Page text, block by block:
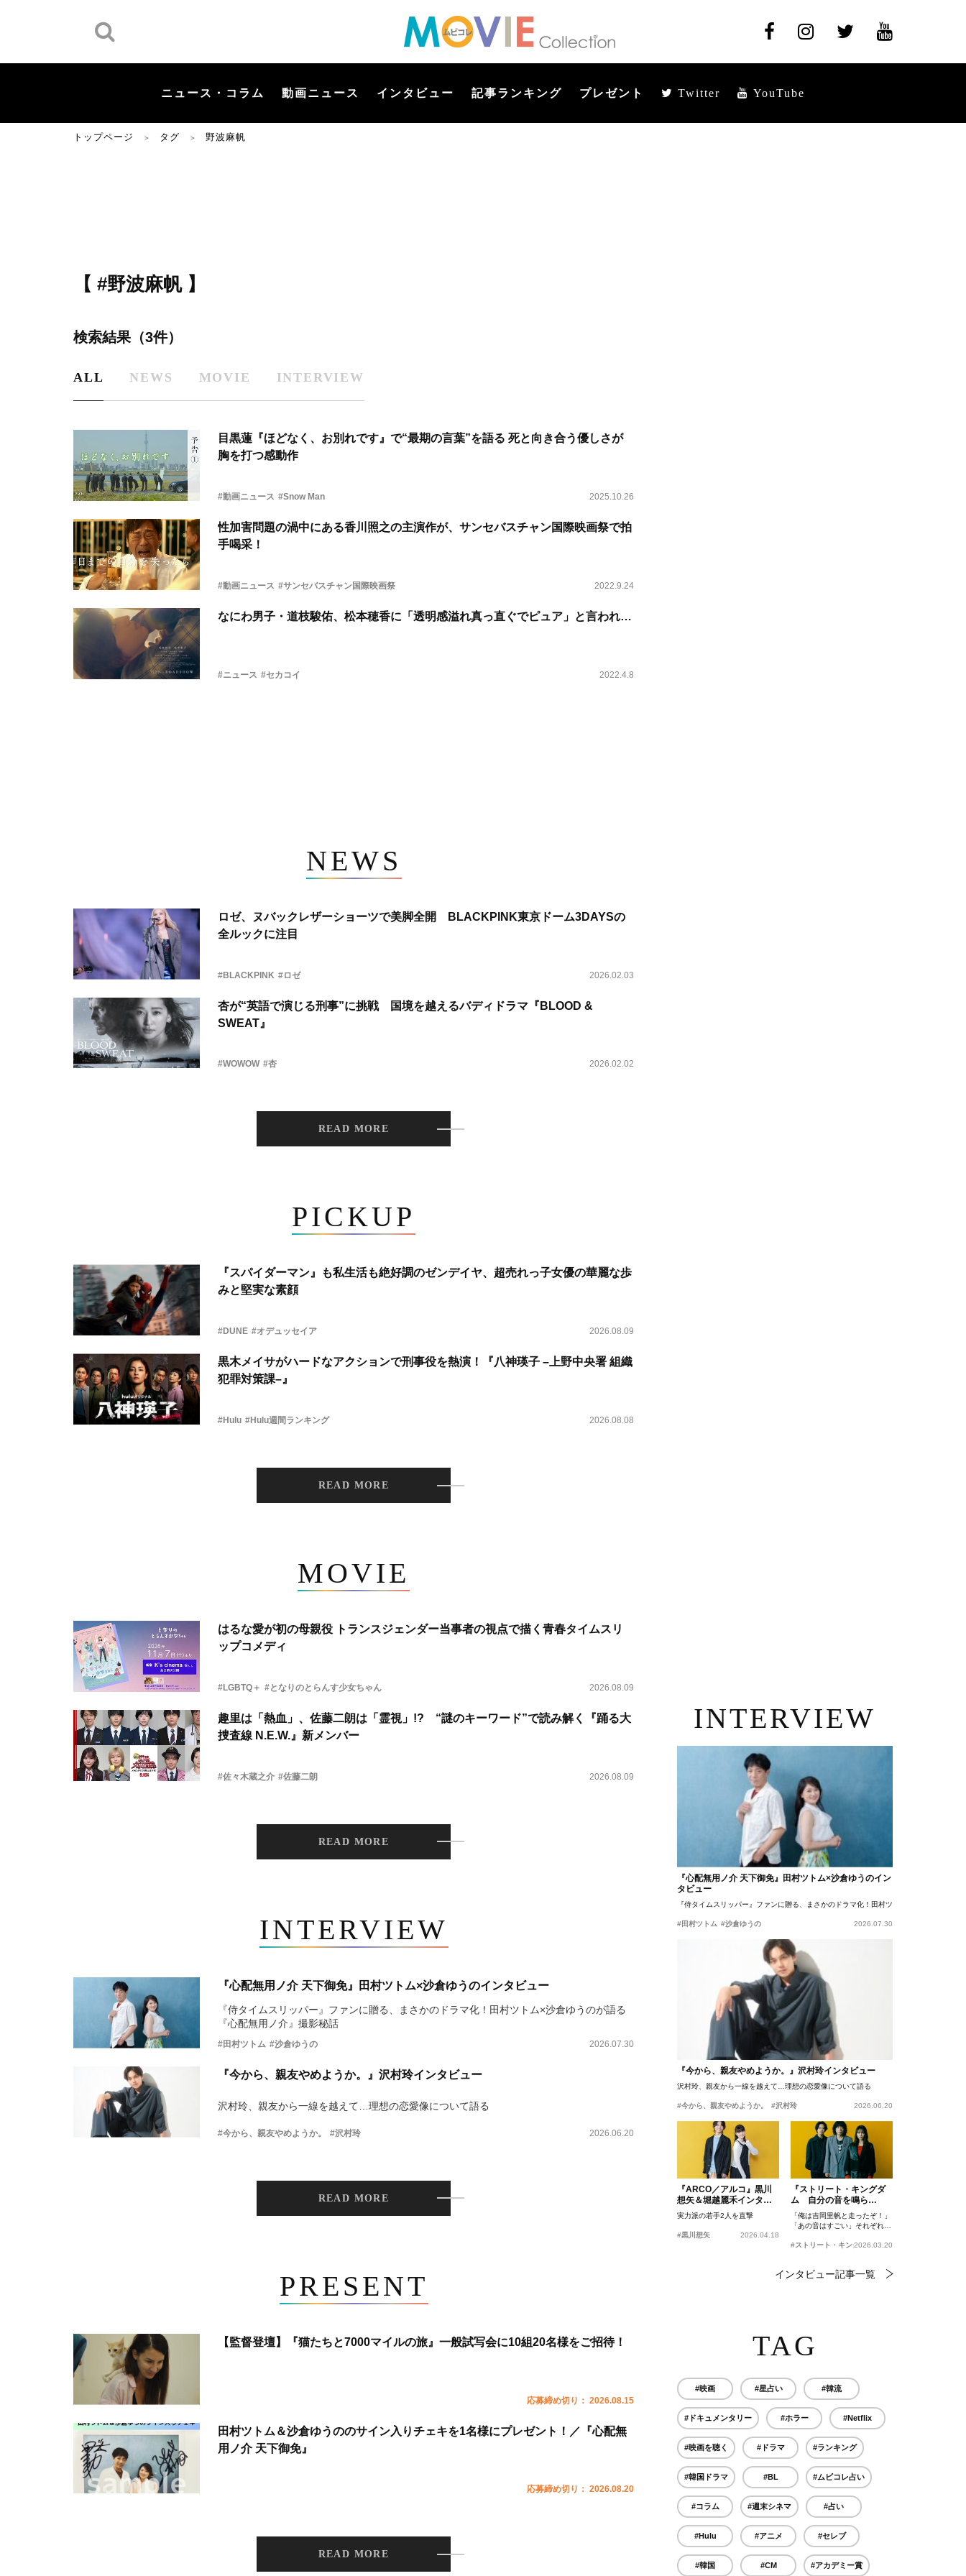
ニュース・コラム 動画ニュース インタビュー 記事ランキング プレゼント Twitter YouTube
トップページ ＞ タグ ＞ 野波麻帆
【 #野波麻帆 】
検索結果（3件）
ALL NEWS MOVIE INTERVIEW
目黒蓮『ほどなく、お別れです』で“最期の言葉”を語る 死と向き合う優しさが
胸を打つ感動作
#動画ニュース #Snow Man 2025.10.26
性加害問題の渦中にある香川照之の主演作が、サンセバスチャン国際映画祭で拍
手喝采！
#動画ニュース #サンセバスチャン国際映画祭 2022.9.24
なにわ男子・道枝駿佑、松本穂香に「透明感溢れ真っ直ぐでピュア」と言われ…
#ニュース #セカコイ 2022.4.8
NEWS
ロゼ、ヌバックレザーショーツで美脚全開 BLACKPINK東京ドーム3DAYSの
全ルックに注目
#BLACKPINK #ロゼ 2026.02.03
杏が“英語で演じる刑事”に挑戦 国境を越えるバディドラマ『BLOOD &
SWEAT』
#WOWOW #杏 2026.02.02
READ MORE
PICKUP
『スパイダーマン』も私生活も絶好調のゼンデイヤ、超売れっ子女優の華麗な歩
みと堅実な素顔
#DUNE #オデュッセイア 2026.08.09
黒木メイサがハードなアクションで刑事役を熱演！『八神瑛子 –上野中央署 組織
犯罪対策課–』
#Hulu #Hulu週間ランキング 2026.08.08
READ MORE
MOVIE
はるな愛が初の母親役 トランスジェンダー当事者の視点で描く青春タイムスリ
ップコメディ
#LGBTQ＋ #となりのとらんす少女ちゃん 2026.08.09
趣里は「熱血」、佐藤二朗は「霊視」!? “謎のキーワード”で読み解く『踊る大
捜査線 N.E.W.』新メンバー
#佐々木蔵之介 #佐藤二朗 2026.08.09
READ MORE
INTERVIEW
『心配無用ノ介 天下御免』田村ツトム×沙倉ゆうのインタビュー
『侍タイムスリッパー』ファンに贈る、まさかのドラマ化！田村ツトム×沙倉ゆうのが語る
『心配無用ノ介』撮影秘話
#田村ツトム #沙倉ゆうの 2026.07.30
『今から、親友やめようか。』沢村玲インタビュー
沢村玲、親友から一線を越えて…理想の恋愛像について語る
#今から、親友やめようか。 #沢村玲 2026.06.20
READ MORE
PRESENT
【監督登壇】『猫たちと7000マイルの旅』一般試写会に10組20名様をご招待！
応募締め切り： 2026.08.15
田村ツトム＆沙倉ゆうののサイン入りチェキを1名様にプレゼント！／『心配無
用ノ介 天下御免』
応募締め切り： 2026.08.20
READ MORE
INTERVIEW
『心配無用ノ介 天下御免』田村ツトム×沙倉ゆうのイン
タビュー
『侍タイムスリッパー』ファンに贈る、まさかのドラマ化！田村ツトム×沙倉ゆうのが語
#田村ツトム #沙倉ゆうの 2026.07.30
『今から、親友やめようか。』沢村玲インタビュー
沢村玲、親友から一線を越えて…理想の恋愛像について語る
#今から、親友やめようか。 #沢村玲 2026.06.20
『ARCO／アルコ』黒川
想矢＆堀越麗禾インタビ
ュー
実力派の若手2人を直撃
#黒川想矢 2026.04.18
『ストリート・キングダ
ム 自分の音を鳴ら
せ。』峯田和伸、若葉竜
也、吉岡里帆インタビュ
ー
「俺は吉岡里帆と走ったぞ！」
「あの音はすごい」それぞれの
#ストリート・キングダム 自分の音を鳴らせ。
2026.03.20
インタビュー記事一覧
TAG
#映画 #星占い #韓流
#ドキュメンタリー #ホラー #Netflix
#映画を聴く #ドラマ #ランキング
#韓国ドラマ #BL #ムビコレ占い
#コラム #週末シネマ #占い
#Hulu #アニメ #セレブ
#韓国 #CM #アカデミー賞